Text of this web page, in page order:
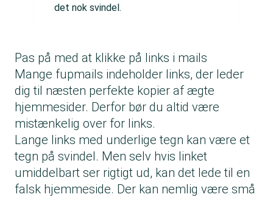
det nok svindel.
Pas på med at klikke på links i mails
Mange fupmails indeholder links, der leder
dig til næsten perfekte kopier af ægte
hjemmesider. Derfor bør du altid være
mistænkelig over for links.
Lange links med underlige tegn kan være et
tegn på svindel. Men selv hvis linket
umiddelbart ser rigtigt ud, kan det lede til en
falsk hjemmeside. Der kan nemlig være små